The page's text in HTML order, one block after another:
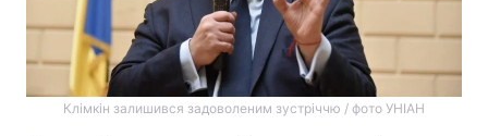
Клімкін залишився задоволеним зустріччю / фото УНІАН